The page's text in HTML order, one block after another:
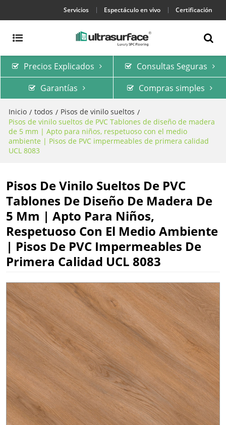
Servicios Espectáculo en vivo Certificación
Precios Explicados
Consultas Seguras
Garantías
Compras simples
Inicio / todos / Pisos de vinilo sueltos /
Pisos de vinilo sueltos de PVC Tablones de diseño de madera
de 5 mm | Apto para niños, respetuoso con el medio
ambiente | Pisos de PVC impermeables de primera calidad
UCL 8083
Pisos De Vinilo Sueltos De PVC
Tablones De Diseño De Madera De
5 Mm | Apto Para Niños,
Respetuoso Con El Medio Ambiente
| Pisos De PVC Impermeables De
Primera Calidad UCL 8083